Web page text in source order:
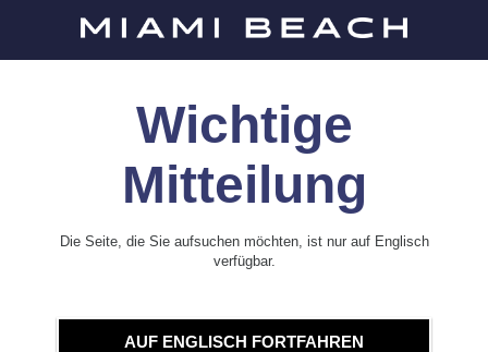
Wichtige
Mitteilung
Die Seite, die Sie aufsuchen möchten, ist nur auf Englisch
verfügbar.
AUF ENGLISCH FORTFAHREN